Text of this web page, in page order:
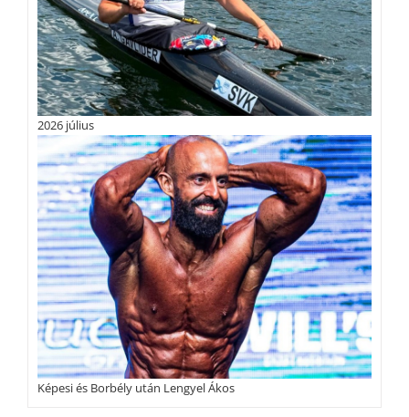
2026 július
Képesi és Borbély után Lengyel Ákos